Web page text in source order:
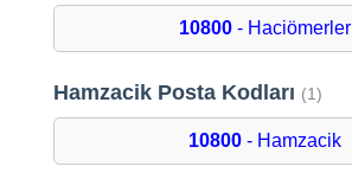
10800 - Haciömerler
Hamzacik Posta Kodları (1)
10800 - Hamzacik